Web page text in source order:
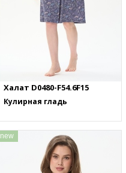
Халат D0480-F54.6F15
Кулирная гладь
new